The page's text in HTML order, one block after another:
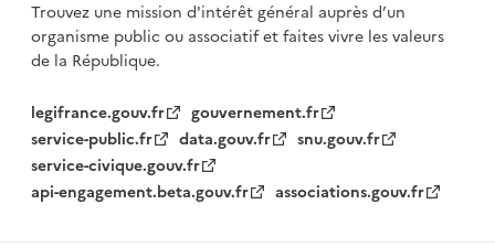
Trouvez une mission d'intérêt général auprès d’un
organisme publicou associatif et faites vivre les valeurs
de la République.
legifrance.gouv.fr
gouvernement.fr
service-public.fr
data.gouv.fr
snu.gouv.fr
service-civique.gouv.fr
api-engagement.beta.gouv.fr
associations.gouv.fr